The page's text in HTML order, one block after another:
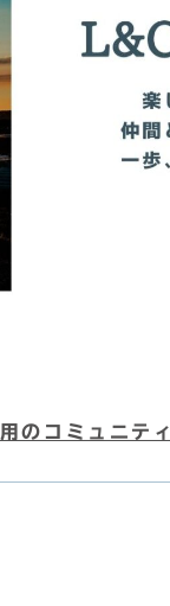
のコミュニティ